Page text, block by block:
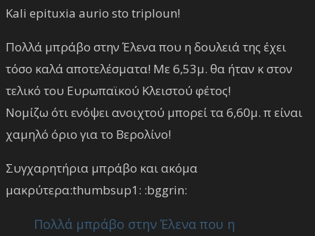
Kali epituxia aurio sto triploun!
Πολλά μπράβο στην Έλενα που η δουλειά της έχει
τόσο καλά αποτελέσματα! Με 6,53μ. θα ήταν κ στον
τελικό του Ευρωπαϊκού Κλειστού φέτος!
Νομίζω ότι ενόψει ανοιχτού μπορεί τα 6,60μ. π είναι
χαμηλό όριο για το Βερολίνο!
Συγχαρητήρια μπράβο και ακόμα
μακρύτερα:thumbsup1: :bggrin:
Πολλά μπράβο στην Έλενα που η